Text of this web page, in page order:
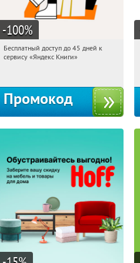
-100%
09:31:53
Получи первым!
Бесплатный доступ до 45 дней к
сервису «Яндекс Книги»
Промокод